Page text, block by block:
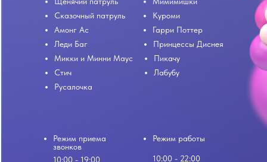
Сказочный патруль
Амонг Ас
Стич
Куроми
Гарри Поттер
Русалочка
Лабубу
Принцессы Диснея
Леди Баг
Микки и Минни Маус
Режим приема
звонков
10:00 - 19:00
Режим работы
10:00 - 22:00
Пикачу